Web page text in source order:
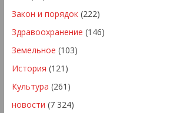
Закон и порядок(222)
Здравоохранение (146)
Земельное (103)
История (121)
Культура (261)
новости (7 324)